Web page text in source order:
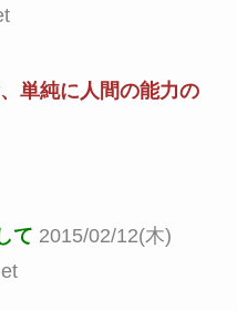
単純に人間の能力の
て 2015/02/12(木)